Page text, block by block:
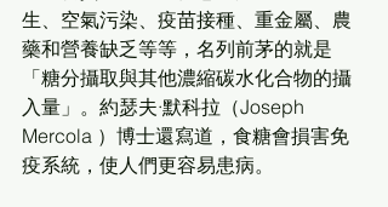
生、空氣污染、疫苗接種、重金屬、農
藥和營養缺乏等等，名列前茅的就是
「糖分攝取與其他濃縮碳水化合物的攝
入量」。約瑟夫·默科拉（Joseph
Mercola ）博士還寫道，食糖會損害免
疫系統，使人們更容易患病。